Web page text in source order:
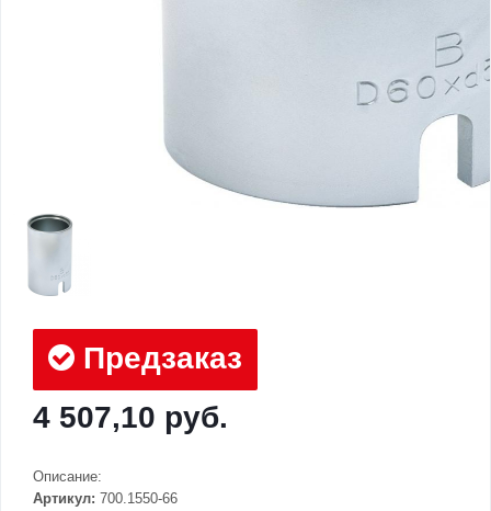
Предзаказ
4 507,10 руб.
Описание:
Артикул: 700.1550-66